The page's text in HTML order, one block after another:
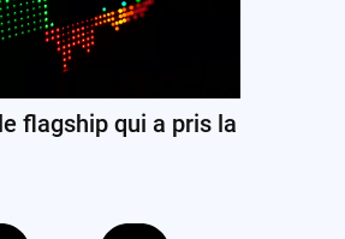
flagship qui a pris la